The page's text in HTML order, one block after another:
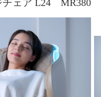
ェア L24 MR380